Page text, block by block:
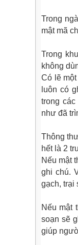
Trong
mật mã
Trong
không
Có lẽ
luôn có
trong
như đã
Thông
hết là 2
Nếu mật
ghi chú.
gạch, trại
Nếu mật
soạn sẽ
giúp